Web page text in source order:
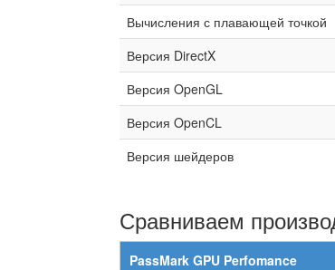
Вычисления с плавающей точкой
Версия DirectX
Версия OpenGL
Версия OpenCL
Версия шейдеров
Сравниваем
PassMark GPU Perfomance